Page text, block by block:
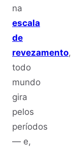
na
escala
de
revezamento,
todo
mundo
gira
pelos
períodos
— e,